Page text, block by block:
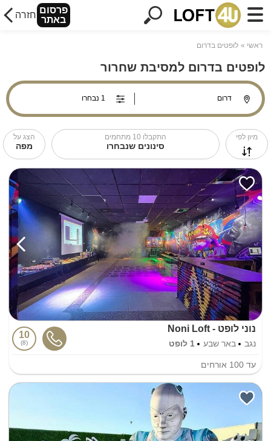
פרסום
באתר חזרה
ראשי לופטים בדרום
לופטים בדרום למסיבת שחרור
מיון לפי התקבלו 10 מתחמים
סינונים שנבחרו
הצג על
מפה
נוני לופט - Noni Loft
נגב באר שבע 1 לופט
10
8
עד 100 אורחים